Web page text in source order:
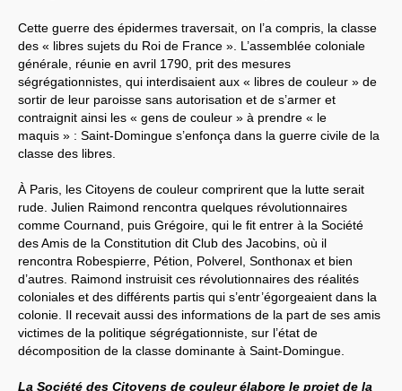
Cette guerre des épidermes traversait, on l’a compris, la classe
des « libres sujets du Roi de France ». L’assemblée coloniale
générale, réunie en avril 1790, prit des mesures
ségrégationnistes, qui interdisaient aux « libres de couleur » de
sortir de leur paroisse sans autorisation et de s’armer et
contraignit ainsi les « gens de couleur » à prendre « le
maquis » : Saint-Domingue s’enfonça dans la guerre civile de la
classe des libres.
À Paris, les Citoyens de couleur comprirent que la lutte serait
rude. Julien Raimond rencontra quelques révolutionnaires
comme Cournand, puis Grégoire, qui le fit entrer à la Société
des Amis de la Constitution dit Club des Jacobins, où il
rencontra Robespierre, Pétion, Polverel, Sonthonax et bien
d’autres. Raimond instruisit ces révolutionnaires des réalités
coloniales et des différents partis qui s’entr’égorgeaient dans la
colonie. Il recevait aussi des informations de la part de ses amis
victimes de la politique ségrégationniste, sur l’état de
décomposition de la classe dominante à Saint-Domingue.
La Société des Citoyens de couleur élabore le projet de la